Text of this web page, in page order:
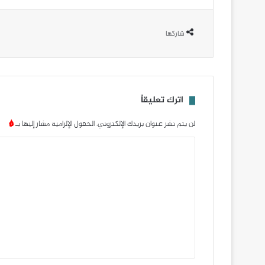
شاركها
اترك تعليقاً
لن يتم نشر عنوان بريدك الإلكتروني.الحقول الإلزامية مشار إليها بـ*